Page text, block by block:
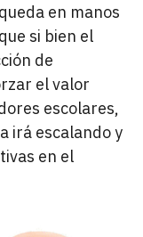
en manos
si bien el
de
el valor
escolares,
irá escalando y
en el